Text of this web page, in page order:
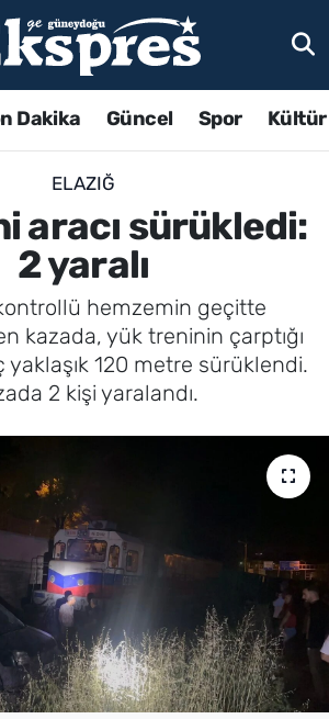
Dakika Güncel Spor
ELAZIĞ
aracı sürükledi:
2 yaralı
hemzemin geçitte
kazada, yük treninin çarptığı
120 metre sürüklendi.
2 kişi yaralandı.